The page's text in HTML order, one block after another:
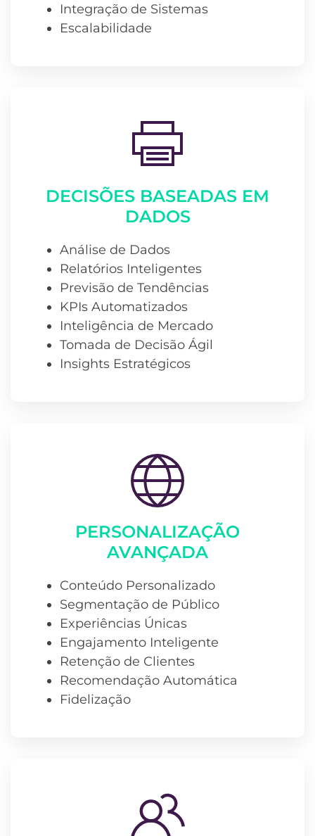
Integração de Sistemas
Escalabilidade
DECISÕES BASEADAS EM
DADOS
Análise de Dados
Relatórios Inteligentes
Previsão de Tendências
KPIs Automatizados
Inteligência de Mercado
Tomada de Decisão Ágil
Insights Estratégicos
PERSONALIZAÇÃO
AVANÇADA
Conteúdo Personalizado
Segmentação de Público
Experiências Únicas
Engajamento Inteligente
Retenção de Clientes
Recomendação Automática
Fidelização